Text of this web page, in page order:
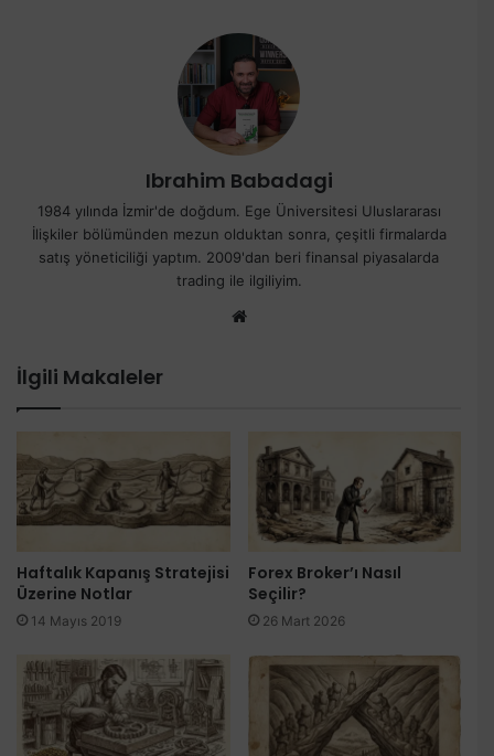
Ibrahim Babadagi
1984 yılında İzmir'de doğdum. Ege Üniversitesi Uluslararası
İlişkiler bölümünden mezun olduktan sonra, çeşitli firmalarda
satış yöneticiliği yaptım. 2009'dan beri finansal piyasalarda
trading ile ilgiliyim.
İlgili Makaleler
Haftalık Kapanış Stratejisi
Üzerine Notlar
14 Mayıs 2019
Forex Broker’ı Nasıl
Seçilir?
26 Mart 2026